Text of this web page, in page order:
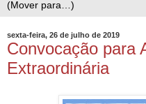
sexta-feira, 26 de julho de 2019
Convocação para
Extraordinária